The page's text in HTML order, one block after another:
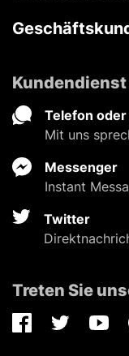
Kundendienst
Telefon oder
Mit uns
Messenger
Instant
Twitter
Treten Sie
FacebookTwitter